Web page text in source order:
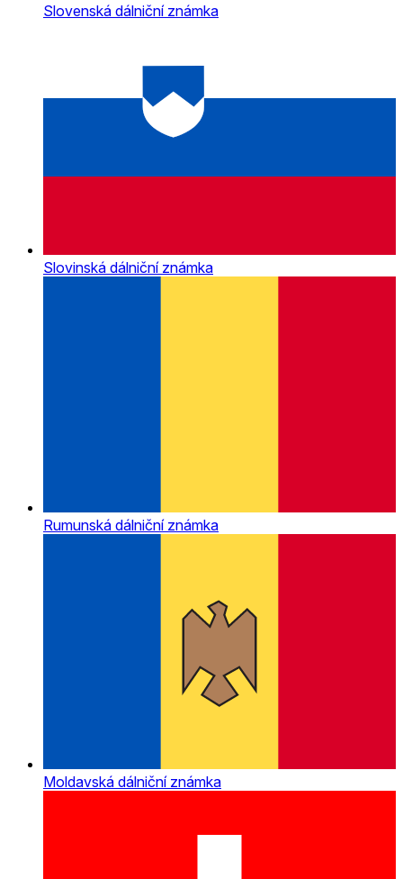
Slovenská dálniční známka
Slovinská dálniční známka
Rumunská dálniční známka
Moldavská dálniční známka